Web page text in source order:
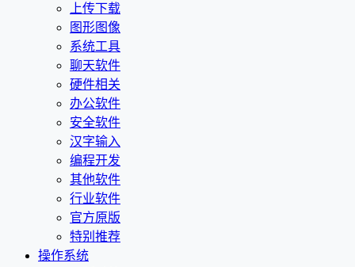
上传下载
图形图像
系统工具
聊天软件
硬件相关
办公软件
安全软件
汉字输入
编程开发
其他软件
行业软件
官方原版
特别推荐
操作系统